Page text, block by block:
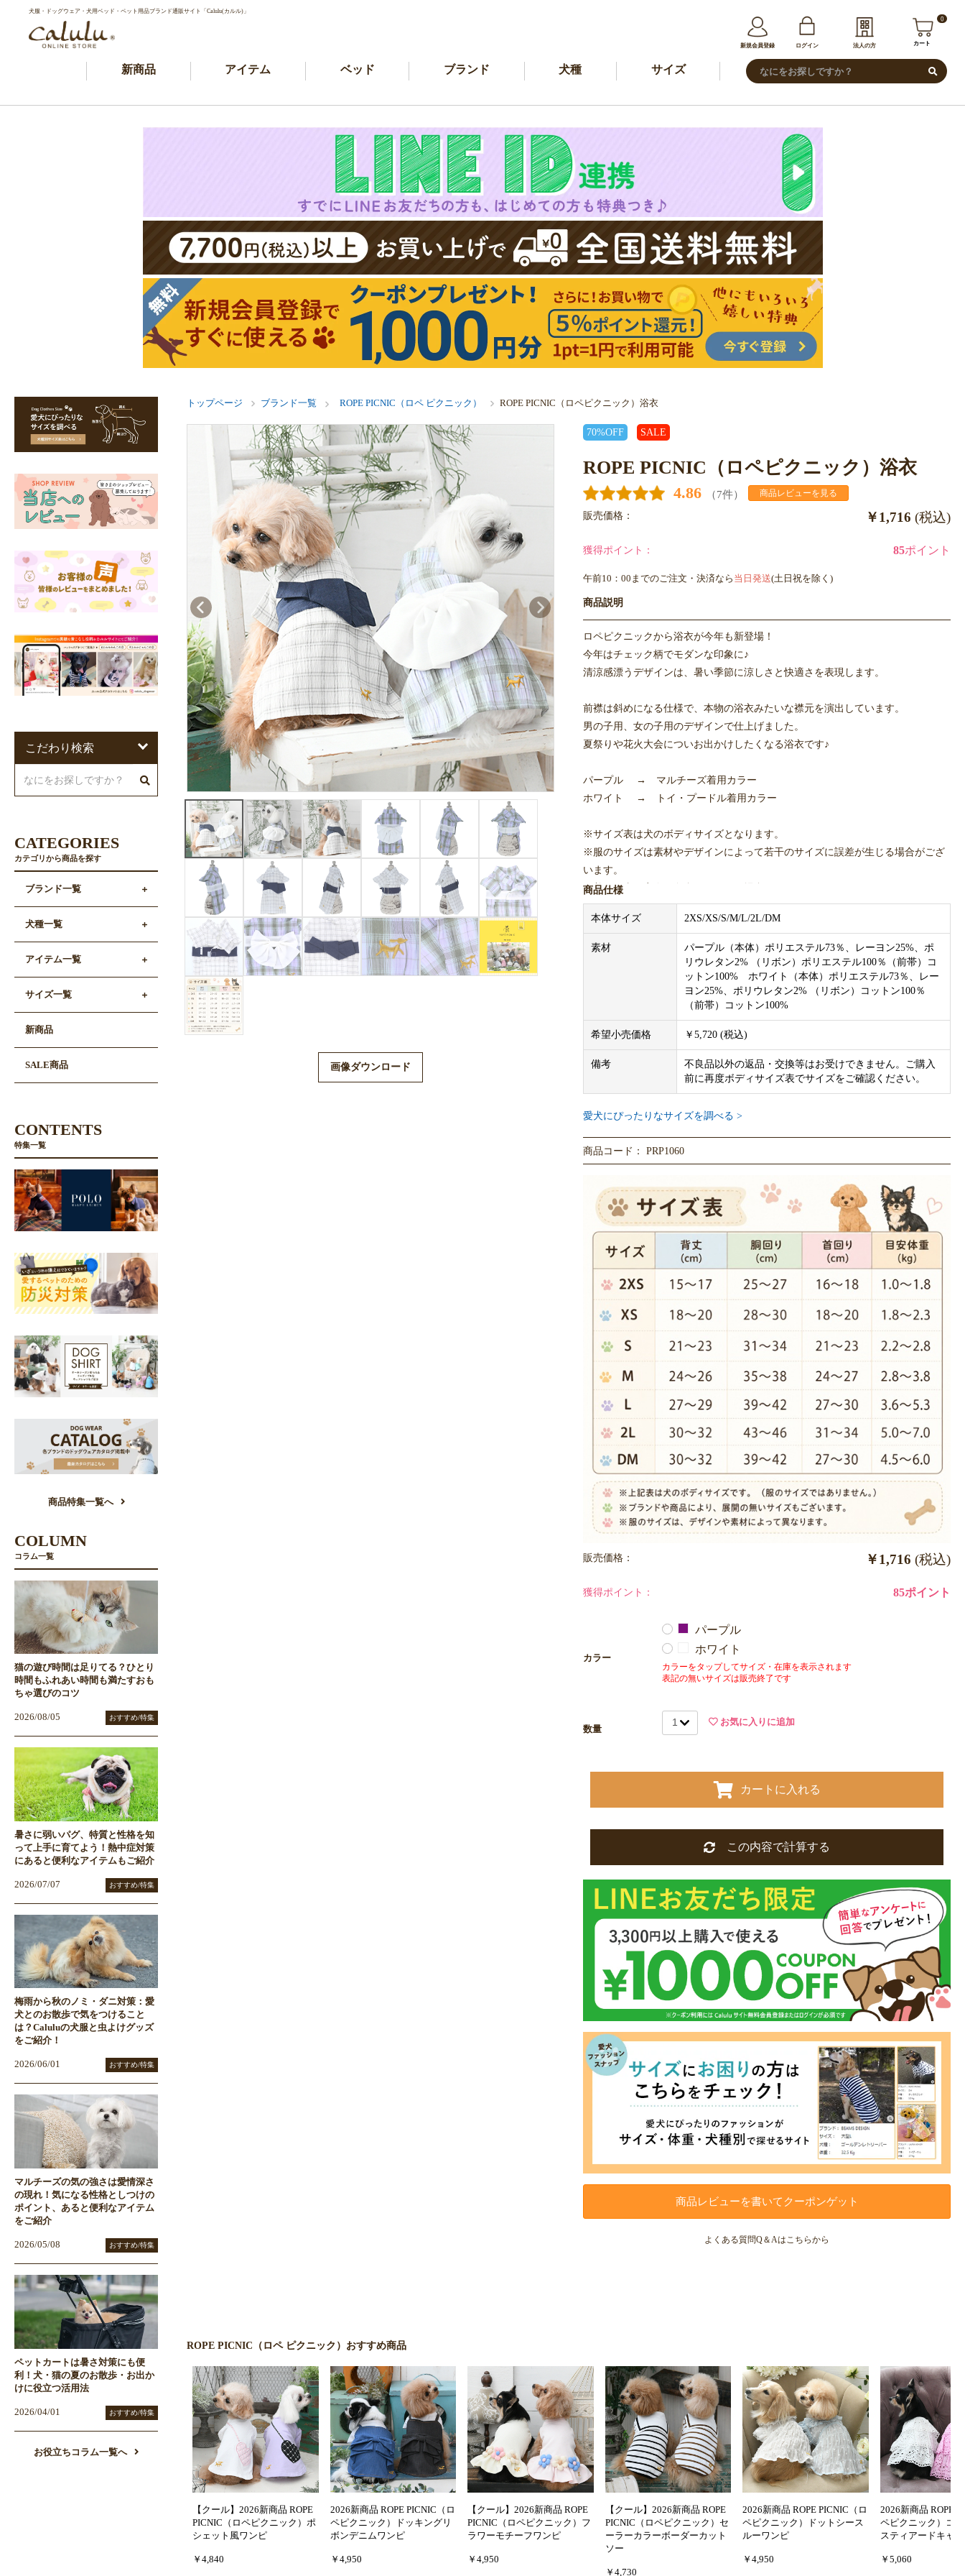
犬服・ドッグウェア・犬用ベッド・ペット用品ブランド通販サイト「Calulu(カルル)」
新規会員登録 ログイン 法人の方
0
カート
新商品 アイテム ベッド ブランド 犬種 サイズ
トップページ ブランド一覧 ROPE PICNIC（ロペ ピクニック） ROPE PICNIC（ロペピクニック）浴衣
画像ダウンロード
70%OFF SALE
ROPE PICNIC（ロペピクニック）浴衣
4.86 （7件） 商品レビューを見る
販売価格： ￥1,716 (税込)
獲得ポイント： 85ポイント
午前10：00までのご注文・決済なら 当日発送(土日祝を除く)
商品説明
ロペピクニックから浴衣が今年も新登場！
今年はチェック柄でモダンな印象に♪
清涼感漂うデザインは、暑い季節に涼しさと快適さを表現します。
前襟は斜めになる仕様で、本物の浴衣みたいな襟元を演出しています。
男の子用、女の子用のデザインで仕上げました。
夏祭りや花火大会についお出かけしたくなる浴衣です♪
パープル → マルチーズ着用カラー
ホワイト → トイ・プードル着用カラー
※サイズ表は犬のボディサイズとなります。
※服のサイズは素材やデザインによって若干のサイズに誤差が生じる場合がござ
います。
※着用写真は実際の色合いと異なる場合がございます。
商品仕様
本体サイズ 2XS/XS/S/M/L/2L/DM
素材
パープル（本体）ポリエステル73％、レーヨン25%、ポ
リウレタン2% （リボン）ポリエステル100％（前帯）コ
ットン100% ホワイト（本体）ポリエステル73％、レー
ヨン25%、ポリウレタン2% （リボン）コットン100％
（前帯）コットン100%
希望小売価格 ￥5,720 (税込)
備考
不良品以外の返品・交換等はお受けできません。ご購入
前に再度ボディサイズ表でサイズをご確認ください。
愛犬にぴったりなサイズを調べる >
商品コード： PRP1060
販売価格： ￥1,716 (税込)
獲得ポイント： 85ポイント
カラー
パープル
ホワイト
カラーをタップしてサイズ・在庫を表示されます
表記の無いサイズは販売終了です
数量
お気に入りに追加
カートに入れる
この内容で計算する
商品レビューを書いてクーポンゲット
よくある質問Q＆Aはこちらから
ROPE PICNIC（ロペ ピクニック）おすすめ商品
【クール】2026新商品 ROPE
PICNIC（ロペピクニック）ポ
シェット風ワンピ
￥4,840
2026新商品 ROPE PICNIC（ロ
ペピクニック）ドッキングリ
ボンデニムワンピ
￥4,950
【クール】2026新商品 ROPE
PICNIC（ロペピクニック）フ
ラワーモチーフワンピ
￥4,950
【クール】2026新商品 ROPE
PICNIC（ロペピクニック）セ
ーラーカラーボーダーカット
ソー
￥4,730
2026新商品 ROPE PICNIC（ロ
ペピクニック）ドットシース
ルーワンピ
￥4,950
2026新商品 ROPE
ペピクニック）コ
スティアードキャ
￥5,060
こだわり検索
CATEGORIES
カテゴリから商品を探す
ブランド一覧
犬種一覧
アイテム一覧
サイズ一覧
新商品
SALE商品
CONTENTS
特集一覧
商品特集一覧へ
COLUMN
コラム一覧
猫の遊び時間は足りてる？ひとり
時間もふれあい時間も満たすおも
ちゃ選びのコツ
2026/08/05 おすすめ/特集
暑さに弱いパグ、特質と性格を知
って上手に育てよう！熱中症対策
にあると便利なアイテムもご紹介
2026/07/07 おすすめ/特集
梅雨から秋のノミ・ダニ対策：愛
犬とのお散歩で気をつけること
は？Caluluの犬服と虫よけグッズ
をご紹介！
2026/06/01 おすすめ/特集
マルチーズの気の強さは愛情深さ
の現れ！気になる性格としつけの
ポイント、あると便利なアイテム
をご紹介
2026/05/08 おすすめ/特集
ペットカートは暑さ対策にも便
利！犬・猫の夏のお散歩・お出か
けに役立つ活用法
2026/04/01 おすすめ/特集
お役立ちコラム一覧へ